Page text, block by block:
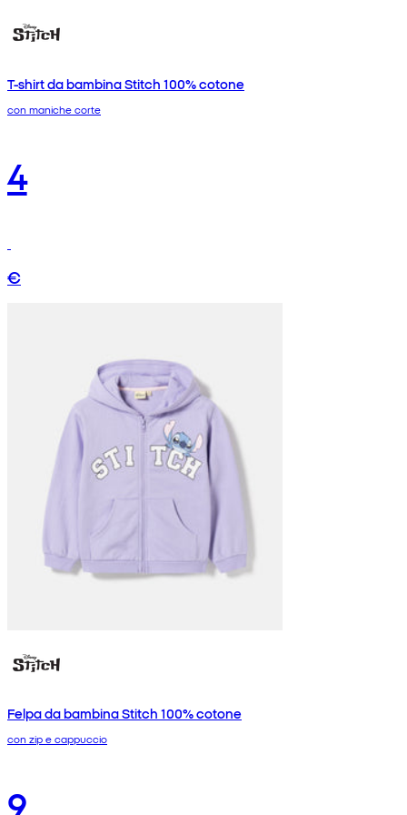
T-shirt da bambina Stitch 100% cotone
con maniche corte
4
€
Felpa da bambina Stitch 100% cotone
con zip e cappuccio
9